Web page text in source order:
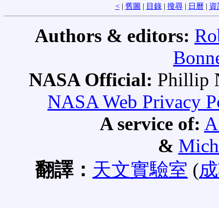
<| 舊圖 | 目錄| 搜尋| 日曆 | 資
Authors & editors:
NASA Official: Phillip
NASA Web Privacy
A service of:
&
翻譯： 天文實驗室 (